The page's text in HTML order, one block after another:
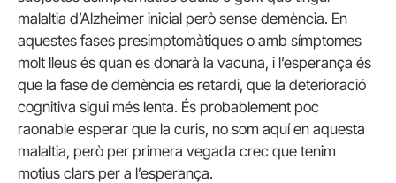
malaltia d’Alzheimer inicial però sense demència. En
aquestes fases presimptomàtiques o amb símptomes
molt lleus és quan es donarà la vacuna, i l’esperança és
que la fase de demència es retardi, que la deterioració
cognitiva sigui més lenta. És probablement poc
raonable esperar que la curis, no som aquí en aquesta
malaltia, però per primera vegada crec que tenim
motius clars per a l’esperança.